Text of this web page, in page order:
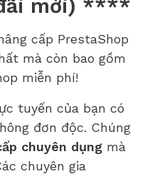
mới) ****
cấp PrestaShop
mà còn bao gồm
miễn phí!
tuyến của bạn có
đơn độc. Chúng
chuyên dụng mà
chuyên gia